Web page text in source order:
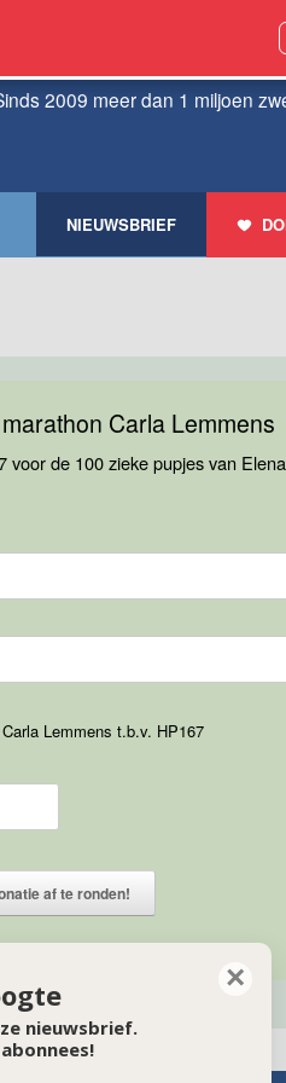
2009 meer dan 1 miljoen
NIEUWSBRIEF
Carla Lemmens
voor de 100 zieke pupjes van
Lemmens t.b.v. HP167
om je donatie af te ronden!
×
nieuwsbrief.